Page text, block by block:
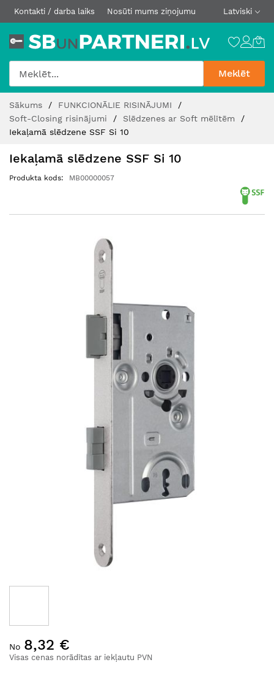
Kontakti / darba laiks Nosūti mums ziņojumu Latviski
Meklēt
Content
Sākums
FUNKCIONĀLIE RISINĀJUMI
Soft-Closing risinājumi
Slēdzenes ar Soft mēlītēm
Iekaļamā slēdzene SSF Si 10
Iekaļamā slēdzene SSF Si 10
Produkta kods MB00000057
uz
galerijas
Visas cenas norādītas ar iekļautu PVN
No 8,32 €